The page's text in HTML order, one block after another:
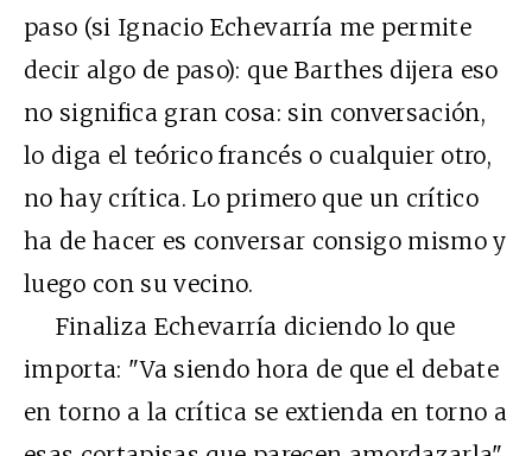
paso (si Ignacio Echevarría me permite
decir algo de paso): que Barthes dijera eso
no significa gran cosa: sin conversación,
lo diga el teórico francés o cualquier otro,
no hay crítica. Lo primero que un crítico
ha de hacer es conversar consigo mismo y
luego con su vecino.
Finaliza Echevarría diciendo lo que
importa: "Va siendo hora de que el debate
en torno a la crítica se extienda en torno a